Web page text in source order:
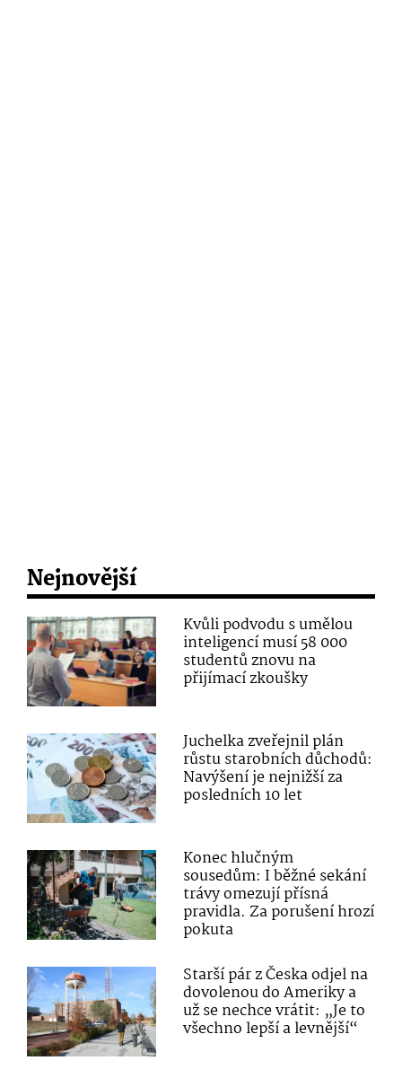
Nejnovější
Kvůli podvodu s umělou
inteligencí musí 58 000
studentů znovu na
přijímací zkoušky
Juchelka zveřejnil plán
růstu starobních důchodů:
Navýšení je nejnižší za
posledních 10 let
Konec hlučným
sousedům: I běžné sekání
trávy omezují přísná
pravidla. Za porušení hrozí
pokuta
Starší pár z Česka odjel na
dovolenou do Ameriky a
už se nechce vrátit: „Je to
všechno lepší a levnější“